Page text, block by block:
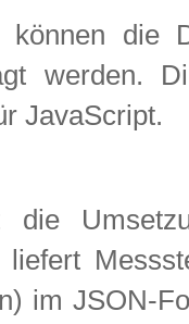
können die
werden.
JavaScript.
die
liefert
im JSON-